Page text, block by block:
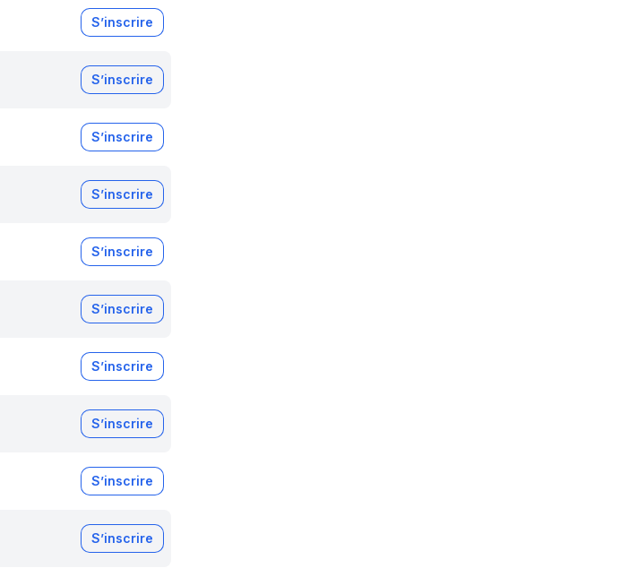
S’inscrire
S’inscrire
S’inscrire
S’inscrire
S’inscrire
S’inscrire
S’inscrire
S’inscrire
S’inscrire
S’inscrire